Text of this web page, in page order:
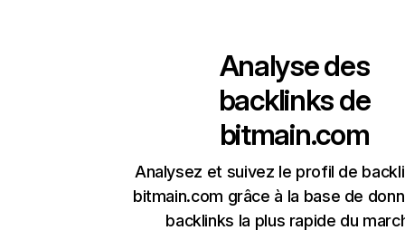
Analyse des
backlinks de
bitmain.com
Analysez et suivez le profil de
bitmain.com grâce à la base de
backlinks la plus rapide du